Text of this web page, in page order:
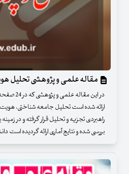
مقاله علمی و پژوهشی تحلیل
ارائه شده است تحلیل جامعه شناختی، هویت
راهبردی تجزیه و تحلیل قرار گرفته و در
بررسی شده و نتایج آماری ارائه گردیده است